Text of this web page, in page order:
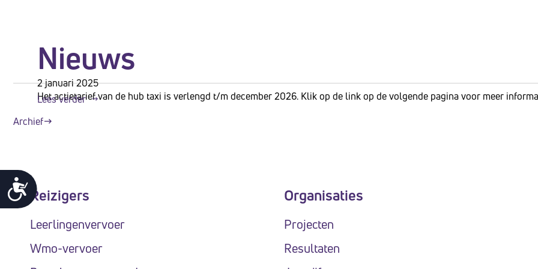
Toegankelijkheid
Nieuws
2 januari 2025
Het actietarief van de hub taxi is verlengd t/m december 2026. Klik op de link op de volgende pagina voor meer
Lees verder
Archief
Reizigers
Leerlingenvervoer
Wmo-vervoer
Organisaties
Projecten
Resultaten